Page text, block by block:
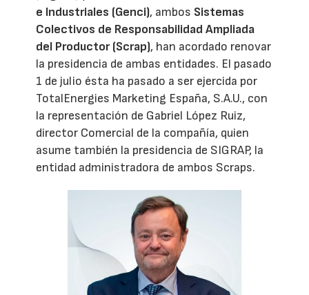
e Industriales (Genci), ambos Sistemas
Colectivos de Responsabilidad Ampliada
del Productor (Scrap), han acordado renovar
la presidencia de ambas entidades. El pasado
1 de julio ésta ha pasado a ser ejercida por
TotalEnergies Marketing España, S.A.U., con
la representación de Gabriel López Ruiz,
director Comercial de la compañía, quien
asume también la presidencia de SIGRAP, la
entidad administradora de ambos Scraps.